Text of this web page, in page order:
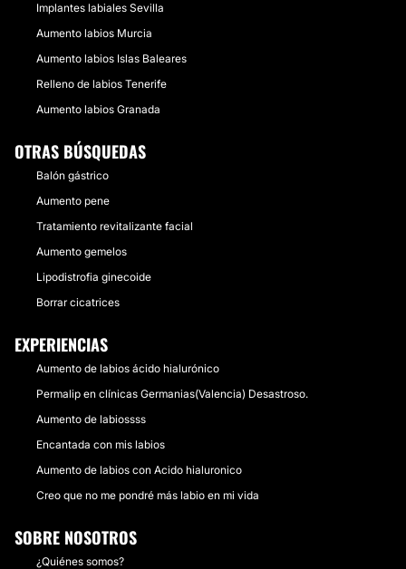
Implantes labiales Sevilla
Aumento labios Murcia
Aumento labios Islas Baleares
Relleno de labios Tenerife
Aumento labios Granada
OTRAS BÚSQUEDAS
Balón gástrico
Aumento pene
Tratamiento revitalizante facial
Aumento gemelos
Lipodistrofia ginecoide
Borrar cicatrices
EXPERIENCIAS
Aumento de labios ácido hialurónico
Permalip en clínicas Germanias(Valencia) Desastroso.
Aumento de labiossss
Encantada con mis labios
Aumento de labios con Acido hialuronico
Creo que no me pondré más labio en mi vida
SOBRE NOSOTROS
¿Quiénes somos?